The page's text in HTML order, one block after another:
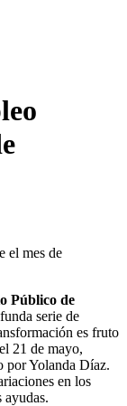
Público de
serie de
es fruto
21 de mayo,
por Yolanda Díaz.
en los